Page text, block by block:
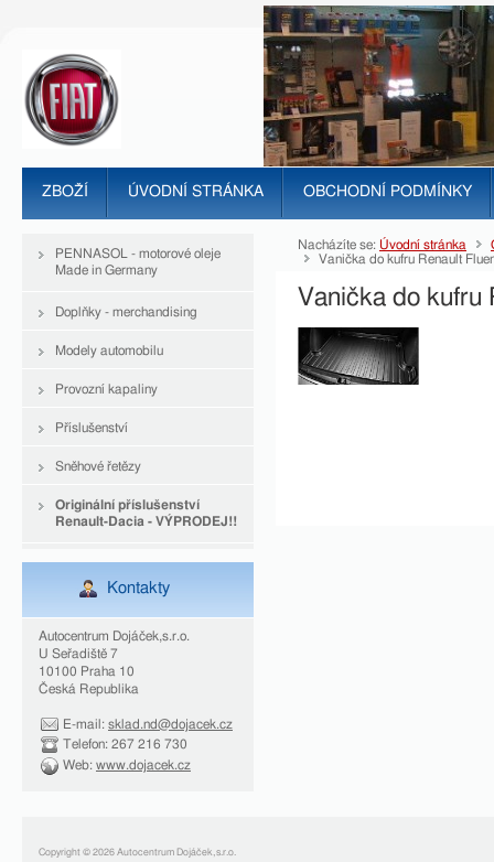
ZBOŽÍ ÚVODNÍ STRÁNKA OBCHODNÍ PODMÍNKY
PENNASOL - motorové oleje
Made in Germany
Doplňky - merchandising
Modely automobilu
Provozní kapaliny
Příslušenství
Sněhové řetězy
Originální příslušenství
Renault-Dacia - VÝPRODEJ!!
Kontakty
Autocentrum Dojáček,s.r.o.
U Seřadiště 7
10100 Praha 10
Česká Republika
E-mail: sklad.nd@dojacek.cz
Telefon: 267 216 730
Web: www.dojacek.cz
Nacházíte se: Úvodní stránka
Vanička do kufru Renault
Vanička do kufru
Copyright © 2026 Autocentrum Dojáček,s.r.o.